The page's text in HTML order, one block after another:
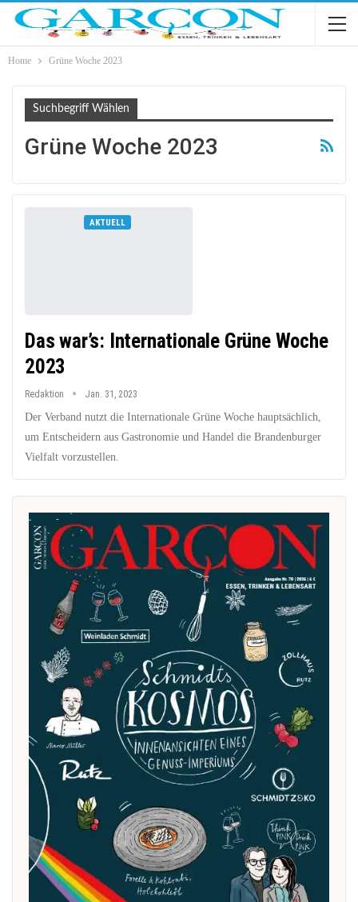
Home Grüne Woche 2023
Suchbegriff Wählen
Grüne Woche 2023
AKTUELL
Das war’s: Internationale Grüne Woche
2023
Redaktion Jan. 31, 2023
Der Verband nutzt die Internationale Grüne Woche hauptsächlich,
um Entscheidern aus Gastronomie und Handel die Brandenburger
Vielfalt vorzustellen.